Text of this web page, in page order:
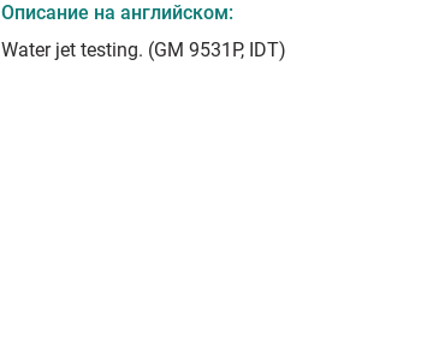
Описание на английском:
Water jet testing. (GM 9531P, IDT)